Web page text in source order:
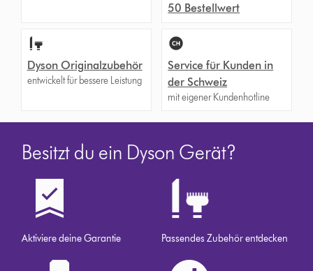
50 Bestellwert
Dyson Originalzubehör
entwickelt für bessere Leistung
Service für Kunden in
der Schweiz
mit eigener Kundenhotline
Besitzt du ein Dyson Gerät?
Aktiviere deine Garantie Passendes Zubehör entdecken